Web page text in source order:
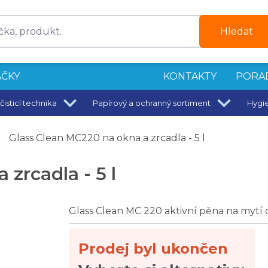
Hledat
KONTAKTY
technika Papírový a ochranný sortiment
ml
x 40 cm
ml
Glass Clean MC220 na okna a zrcadla - 5 l
zrcadla - 5 l
Glass Clean MC 220 aktivní pěna na mytí
Prodej byl ukončen